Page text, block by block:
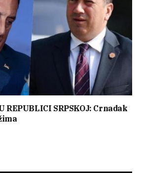
REPUBLICI SRPSKOJ: Crnadak